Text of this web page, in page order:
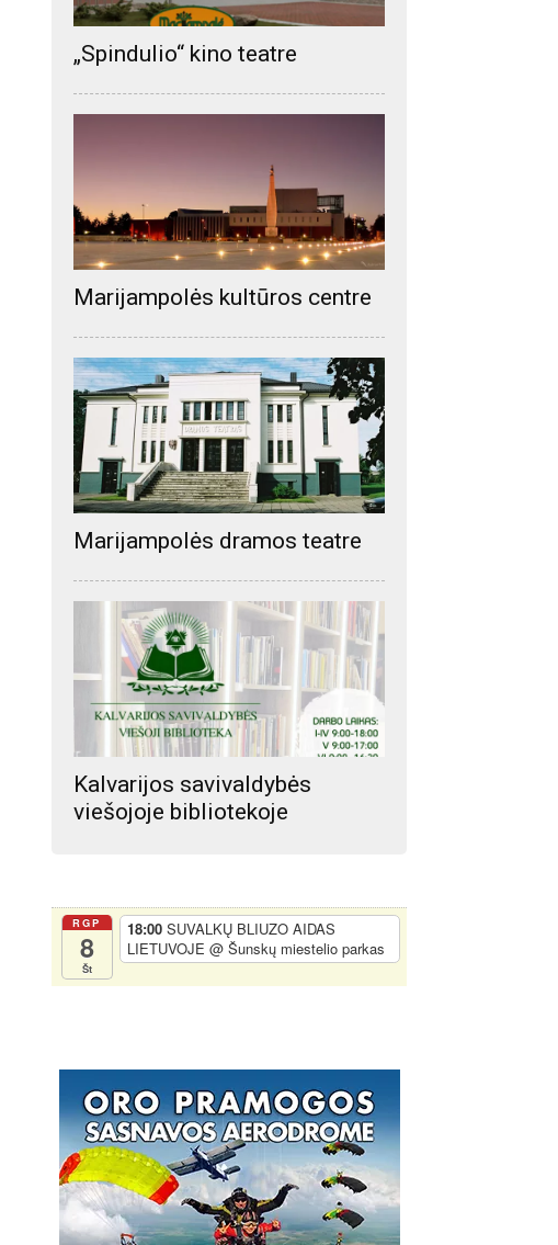
„Spindulio“ kino teatre
Marijampolės kultūros centre
Marijampolės dramos teatre
Kalvarijos savivaldybės
viešojoje bibliotekoje
RGP
8
Št
18:00 SUVALKŲ BLIUZO AIDAS
LIETUVOJE @ Šunskų miestelio parkas